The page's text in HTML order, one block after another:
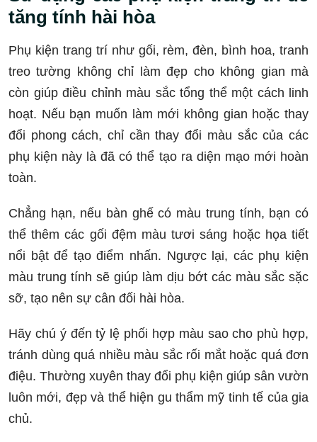
tăng tính hài hòa
Phụ kiện trang trí như gối, rèm, đèn, bình hoa, tranh
treo tường không chỉ làm đẹp cho không gian mà
còn giúp điều chỉnh màu sắc tổng thể một cách linh
hoạt. Nếu bạn muốn làm mới không gian hoặc thay
đổi phong cách, chỉ cần thay đổi màu sắc của các
phụ kiện này là đã có thể tạo ra diện mạo mới hoàn
toàn.
Chẳng hạn, nếu bàn ghế có màu trung tính, bạn có
thể thêm các gối đệm màu tươi sáng hoặc họa tiết
nổi bật để tạo điểm nhấn. Ngược lại, các phụ kiện
màu trung tính sẽ giúp làm dịu bớt các màu sắc sặc
sỡ, tạo nên sự cân đối hài hòa.
Hãy chú ý đến tỷ lệ phối hợp màu sao cho phù hợp,
tránh dùng quá nhiều màu sắc rối mắt hoặc quá đơn
điệu. Thường xuyên thay đổi phụ kiện giúp sân vườn
luôn mới, đẹp và thể hiện gu thẩm mỹ tinh tế của gia
chủ.